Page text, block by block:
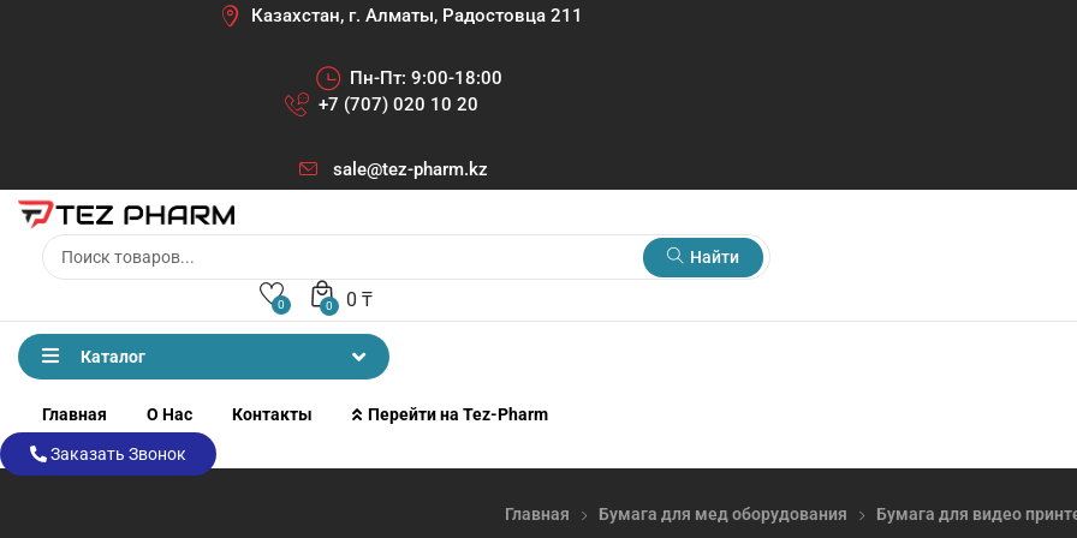
Казахстан, г. Алматы, Радостовца 211
Пн-Пт: 9:00-18:00
+7 (707) 020 10 20
sale@tez-pharm.kz
Найти
0 0 ₸
0
Каталог
Главная О Нас Контакты Перейти на Tez-Pharm
Заказать Звонок
Главная Бумага для мед оборудования Бумага для видео